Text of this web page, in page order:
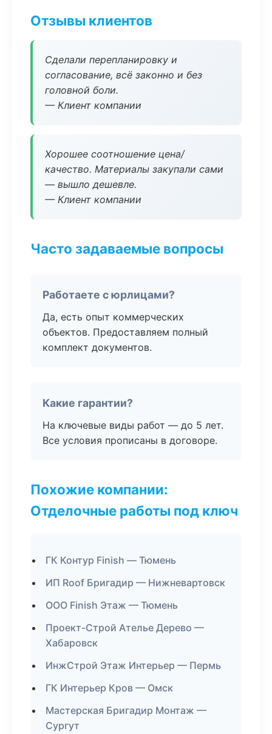
Отзывы клиентов
Сделали перепланировку и
согласование, всё законно и без
головной боли.
— Клиент компании
Хорошее соотношение цена/
качество. Материалы закупали сами
— вышло дешевле.
— Клиент компании
Часто задаваемые вопросы
Работаете с юрлицами?
Да, есть опыт коммерческих
объектов. Предоставляем полный
комплект документов.
Какие гарантии?
На ключевые виды работ — до 5 лет.
Все условия прописаны в договоре.
Похожие компании:
Отделочные работы под ключ
ГК Контур Finish — Тюмень
ИП Roof Бригадир — Нижневартовск
ООО Finish Этаж — Тюмень
Проект-Строй Ателье Дерево —
Хабаровск
ИнжСтрой Этаж Интерьер — Пермь
ГК Интерьер Кров — Омск
Мастерская Бригадир Монтаж —
Сургут